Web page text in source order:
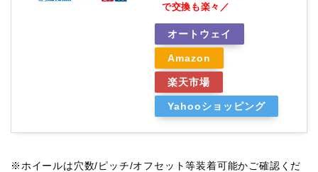
で交換も楽々／
オートウェイ
Amazon
楽天市場
Yahooショッピング
※ホイールは穴数/ピッチ/オフセット等装着可能かご確認くだ